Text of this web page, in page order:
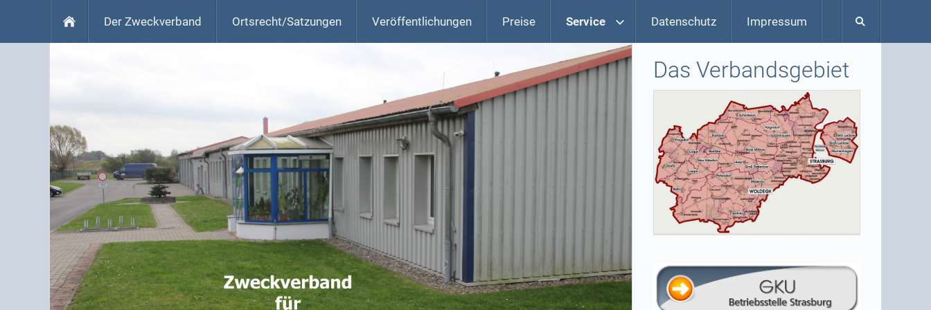
Der Zweckverband Ortsrecht/Satzungen Veröffentlichungen Preise Service Datenschutz Impressum
Das Verbandsgebiet